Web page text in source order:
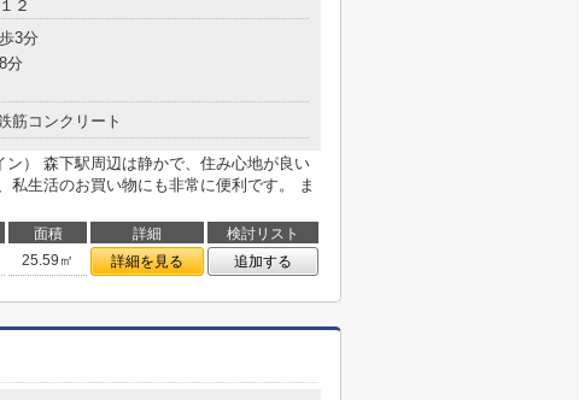
２
3分
分
筋コンクリート
） 森下駅周辺は静かで、住み心地が良い
私生活のお買い物にも非常に便利です。 ま
面積 詳細
検討リスト
25.59㎡ 詳細を見る 追加する